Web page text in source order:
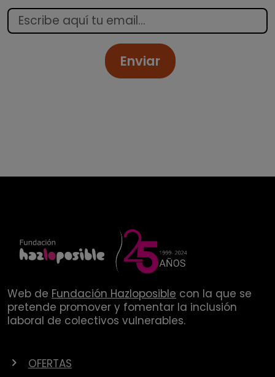
Enviar
Web de Fundación Hazloposible con la que se
pretende promover y fomentar la inclusión
laboral de colectivos vulnerables.
OFERTAS